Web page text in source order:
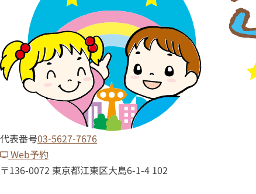
代表番号03-5627-7676
Web予約
〒136-0072 東京都江東区大島6-1-4 102